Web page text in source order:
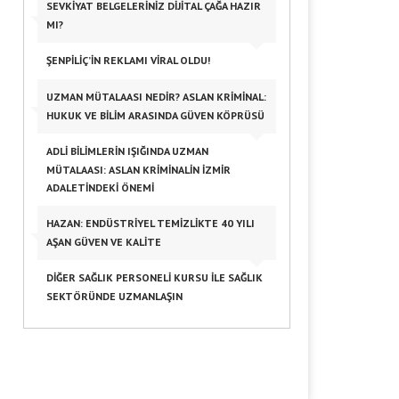
SEVKIYAT BELGELERINIZ DIJITAL ÇAĞA HAZIR
MI?
ŞENPILIÇ’IN REKLAMI VIRAL OLDU!
UZMAN MÜTALAASI NEDIR? ASLAN KRIMINAL:
HUKUK VE BILIM ARASINDA GÜVEN KÖPRÜSÜ
ADLI BILIMLERIN IŞIĞINDA UZMAN
MÜTALAASI: ASLAN KRIMINALIN İZMIR
ADALETINDEKI ÖNEMI
HAZAN: ENDÜSTRIYEL TEMIZLIKTE 40 YILI
AŞAN GÜVEN VE KALITE
DIĞER SAĞLIK PERSONELI KURSU ILE SAĞLIK
SEKTÖRÜNDE UZMANLAŞIN